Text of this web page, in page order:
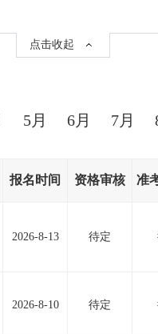
点击收起
5月 6月 7月
报名时间 资格审核 准
2026-8-13 待定
2026-8-10 待定